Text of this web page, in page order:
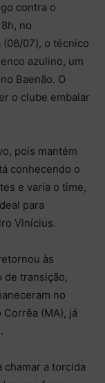
contra o
no
07), o técnico
azulino, um
Baenão. O
o clube embalar
pois mantém
conhecendo o
e varia o time,
para
Vinícius.
às
de transição,
no
(MA), já
chamar a torcida